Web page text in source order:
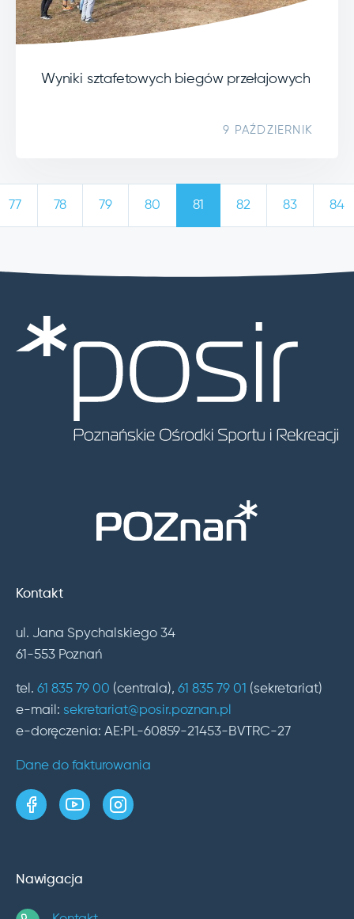
Wyniki sztafetowych biegów przełajowych
9 PAŹDZIERNIK
77 78 79 80 81 82 83 84
Kontakt
ul. Jana Spychalskiego 34
61-553 Poznań
tel. 61 835 79 00 (centrala), 61 835 79 01 (sekretariat)
e-mail: sekretariat@posir.poznan.pl
e-doręczenia: AE:PL-60859-21453-BVTRC-27
Dane do fakturowania
strona w serwisie Facebook
kanał w serwisie YouTube
profil w serwisie Instagram
Nawigacja